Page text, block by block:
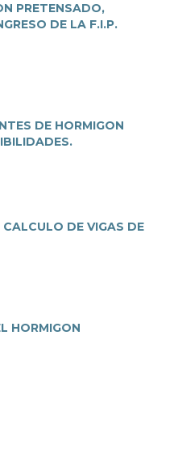
PRETENSADO,
DE LA F.I.P.
DE HORMIGON
DE VIGAS DE
HORMIGON